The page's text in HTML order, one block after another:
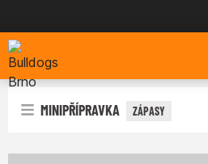
Bulldogs Brno
MINIPŘÍPRAVKA ZÁPASY